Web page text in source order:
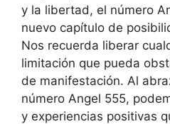
y la libertad, el número
nuevo capítulo de
Nos recuerda liberar
limitación que pueda
de manifestación. Al
número Angel 555,
y experiencias positivas